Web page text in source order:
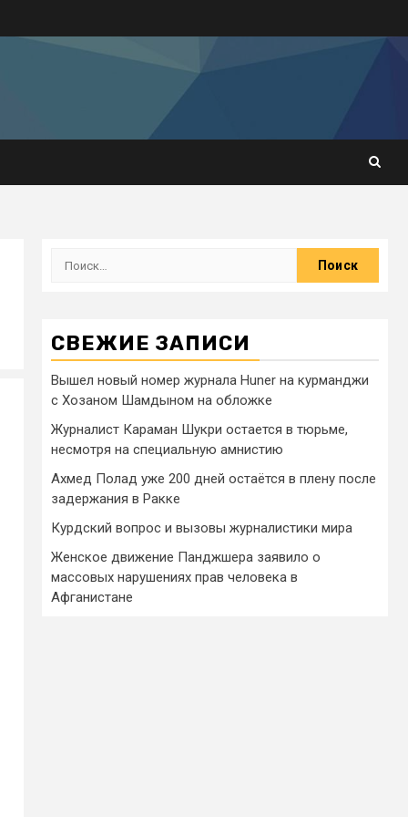
СВЕЖИЕ ЗАПИСИ
Вышел новый номер журнала Huner на курманджи
с Хозаном Шамдыном на обложке
Журналист Караман Шукри остается в тюрьме,
несмотря на специальную амнистию
Ахмед Полад уже 200 дней остаётся в плену после
задержания в Ракке
Курдский вопрос и вызовы журналистики мира
Женское движение Панджшера заявило о
массовых нарушениях прав человека в
Афганистане